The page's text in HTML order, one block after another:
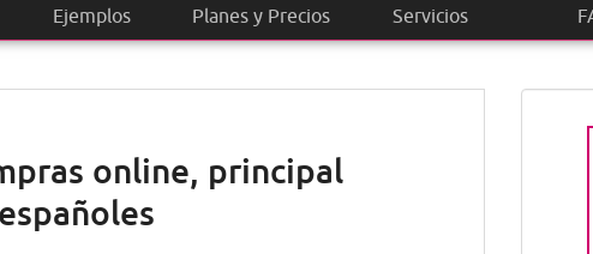
Ejemplos Planes y Precios Servicios
online, principal